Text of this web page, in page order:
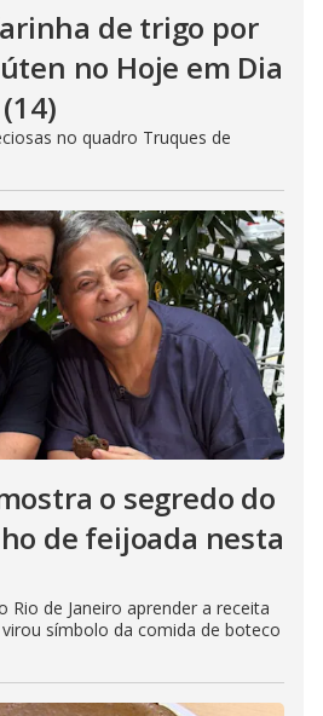
de trigo por
no Hoje em Dia
no quadro Truques de
o segredo do
de feijoada nesta
Rio de Janeiro aprender a receita
símbolo da comida de boteco